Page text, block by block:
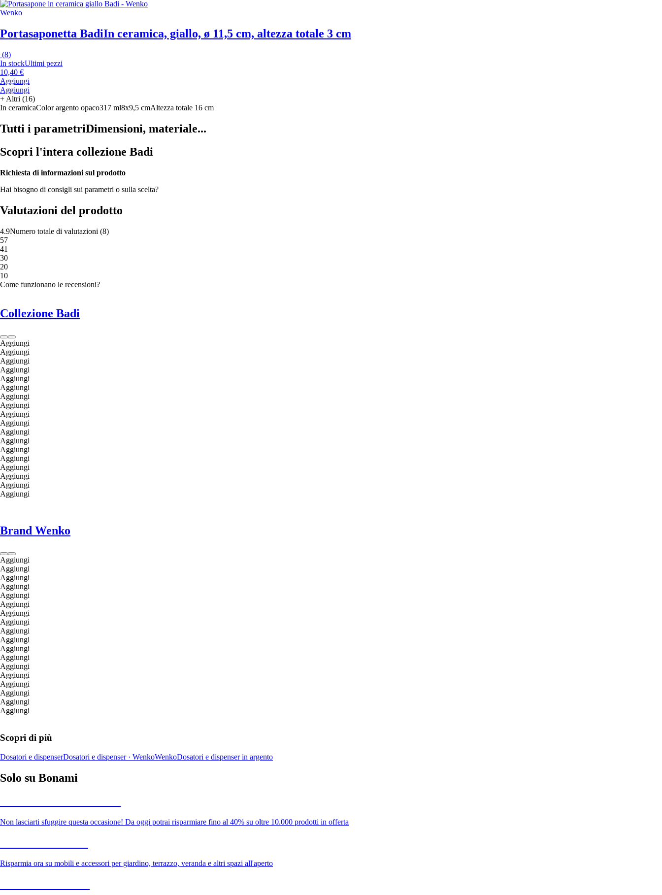
Wenko
Portasaponetta BadiIn ceramica, giallo, ø 11,5 cm, altezza totale 3 cm
(8)
In stockUltimi pezzi
10,40 €
Aggiungi
Aggiungi
+ Altri (16)
In ceramicaColor argento opaco317 ml8x9,5 cmAltezza totale 16 cm
Tutti i parametriDimensioni, materiale...
Scopri l'intera collezione Badi
Richiesta di informazioni sul prodotto
Hai bisogno di consigli sui parametri o sulla scelta?
Valutazioni del prodotto
4.9Numero totale di valutazioni (8)
57
41
30
20
10
Come funzionano le recensioni?
Collezione Badi
Aggiungi
Aggiungi
Aggiungi
Aggiungi
Aggiungi
Aggiungi
Aggiungi
Aggiungi
Aggiungi
Aggiungi
Aggiungi
Aggiungi
Aggiungi
Aggiungi
Aggiungi
Aggiungi
Aggiungi
Aggiungi
Brand Wenko
Aggiungi
Aggiungi
Aggiungi
Aggiungi
Aggiungi
Aggiungi
Aggiungi
Aggiungi
Aggiungi
Aggiungi
Aggiungi
Aggiungi
Aggiungi
Aggiungi
Aggiungi
Aggiungi
Aggiungi
Aggiungi
Scopri di più
Dosatori e dispenserDosatori e dispenser · WenkoWenkoDosatori e dispenser in argento
Solo su Bonami
Non lasciarti sfuggire questa occasione! Da oggi potrai risparmiare fino al 40% su oltre 10.000 prodotti in offerta
Risparmia ora su mobili e accessori per giardino, terrazzo, veranda e altri spazi all'aperto